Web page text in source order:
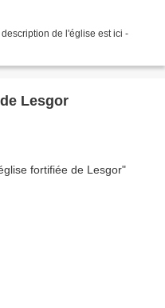
de l'église est ici -
Lesgor